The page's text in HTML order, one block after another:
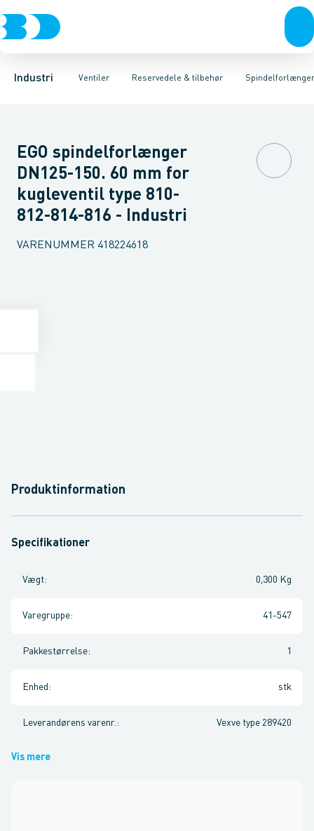
Industri Ventiler
VentilerRustfrit stål Sort stålGalvaniseret stål PlastIndustri
Reservedele & tilbehør
3-Delte kugleventiler 2-Delte kugleventiler3-Vejs
SpindelforlængereHåndtagReduktionerBeslag & låseskiver
EGO spindelforlænger
DN125-150. 60 mm for
kugleventil type 810-
812-814-816 - Industri
VARENUMMER 418224618
Produktinformation
Specifikationer
Vægt: 0,300 Kg
Varegruppe: 41-547
Pakkestørrelse: 1
Enhed : stk
Leverandørens varenr. : Vexve type 289420
Vis mere